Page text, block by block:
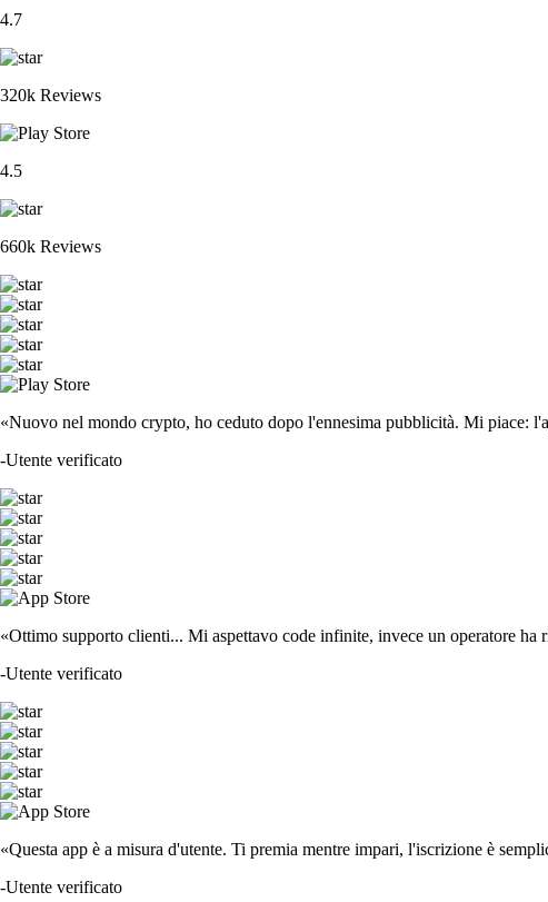
4.7
320k Reviews
4.5
660k Reviews
«Nuovo nel mondo crypto, ho ceduto dopo l'ennesima pubblicità. Mi piace:
-Utente verificato
«Ottimo supporto clienti... Mi aspettavo code infinite, invece un operatore
-Utente verificato
«Questa app è a misura d'utente. Ti premia mentre impari, l'iscrizione è
-Utente verificato